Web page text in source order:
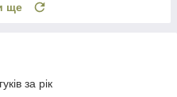
ще
за рік